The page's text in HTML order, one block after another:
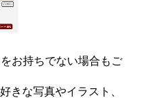
お持ちでない場合もご
きな写真やイラスト、